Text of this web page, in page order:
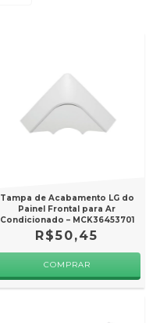
Tampa de Acabamento LG do
Painel Frontal para Ar
Condicionado – MCK36453701
R$50,45